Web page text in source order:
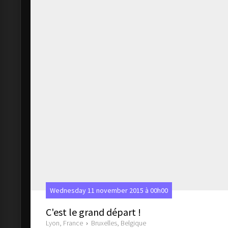
Wednesday 11 november 2015 à 00h00
C'est le grand départ !
Lyon, France › Bruxelles, Belgique